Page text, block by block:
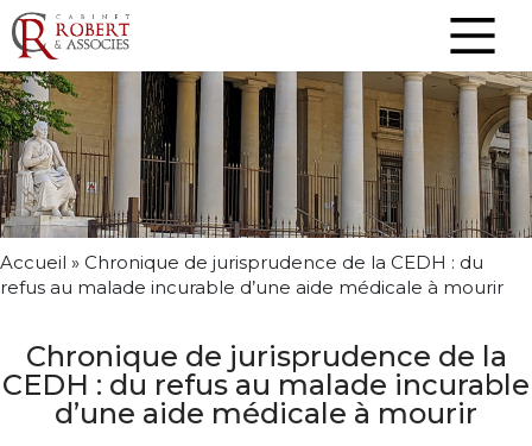
Accueil » Chronique de jurisprudence de la CEDH : du
refus au malade incurable d’une aide médicale à mourir
Chronique de jurisprudence de la
CEDH : du refus au malade incurable
d’une aide médicale à mourir